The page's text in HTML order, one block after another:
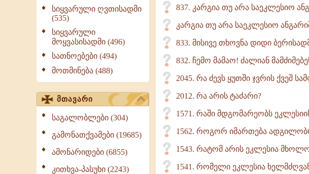
სიყვარული ღვთისადმი
(535)
სიყვარული
მოყვასისადმი (496)
სათნოებები (494)
მოთმინება (488)
მთავარი
საგალობლები (304)
გამონათქვამები (19685)
ამონარიდები (6855)
კითხვა-პასუხი (2243)
837. კარგია თუ არა საეკლესიო
კარგია თუ არა საეკლესიო
833. მისივე თხოვნა დიდი
832. ჩემო მამაო! ძალიან
2045. რა ძევს ყუთში ჯვრის ქვეშ
2012. რა არის ტაძარი?
1571. რაში მდგომარეობს
1562. როგორ იმართება
1543. რატომ არის ეკლესია
1541. რომელი ეკლესია